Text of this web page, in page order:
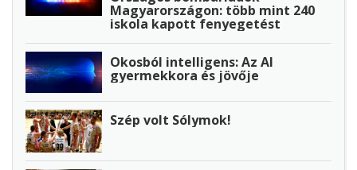
Magyarországon: több mint 240
iskola kapott fenyegetést
Okosból intelligens: Az AI
gyermekkora és jövője
Szép volt Sólymok!